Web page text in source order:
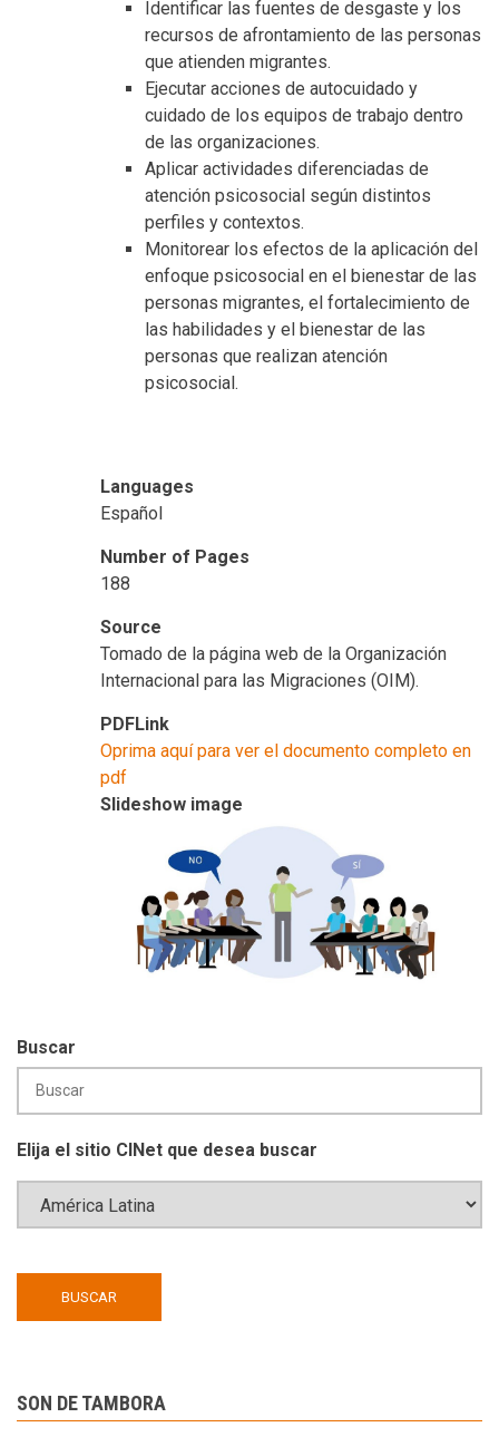
Identificar las fuentes de desgaste y los
recursos de afrontamiento de las personas
que atienden migrantes.
Ejecutar acciones de autocuidado y
cuidado de los equipos de trabajo dentro
de las organizaciones.
Aplicar actividades diferenciadas de
atención psicosocial según distintos
perfiles y contextos.
Monitorear los efectos de la aplicación del
enfoque psicosocial en el bienestar de las
personas migrantes, el fortalecimiento de
las habilidades y el bienestar de las
personas que realizan atención
psicosocial.
Languages
Español
Number of Pages
188
Source
Tomado de la página web de la Organización
Internacional para las Migraciones (OIM).
PDFLink
Oprima aquí para ver el documento completo en
pdf
Slideshow image
Buscar
Elija el sitio CINet que desea buscar
SON DE TAMBORA